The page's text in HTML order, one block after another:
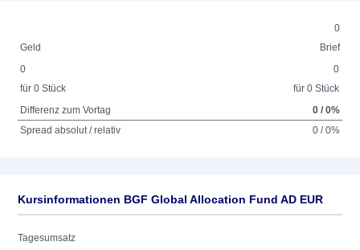
0
Geld
Brief
0
für 0 Stück
0
für 0 Stück
Differenz zum Vortag
0 / 0%
Spread absolut / relativ
0 / 0%
Kursinformationen BGF Global Allocation Fund AD EUR
Tagesumsatz